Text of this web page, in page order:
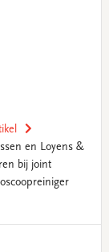
en Loyens &
bij joint